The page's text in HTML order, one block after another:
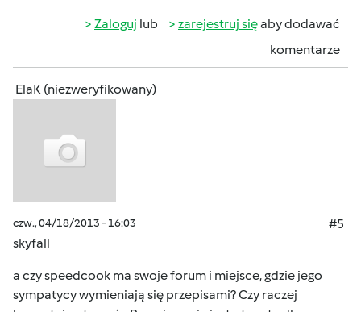
Zaloguj lub zarejestruj sięaby dodawać
komentarze
ElaK (niezweryfikowany)
czw., 04/18/2013 - 16:03
#5
skyfall
a czy speedcook ma swoje forum i miejsce, gdzie jego
sympatycy wymieniają się przepisami? Czy raczej